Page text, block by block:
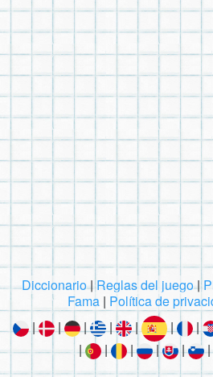
Diccionario| Reglas del juego|
Fama| Política de
|
| | | | | |
|
| | | | |